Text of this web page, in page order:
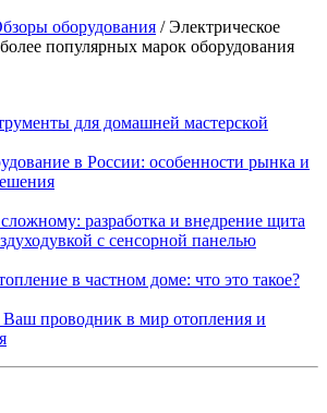
оборудования /Электрическое
популярных марок оборудования
для домашней мастерской
в России: особенности рынка и
разработка и внедрение щита
с сенсорной панелью
в частном доме: что это такое?
Ваш проводник в мир отопления и